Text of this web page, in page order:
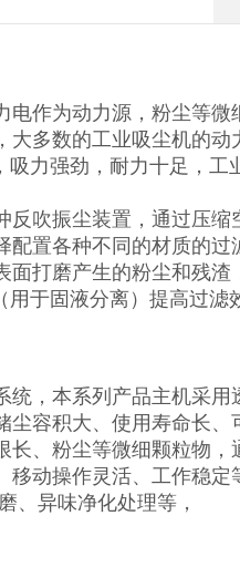
电作为动力源，粉尘等
大多数的工业吸尘机的
吸力强劲，耐力十足，
反吹振尘装置，通过压
置各种不同的材质的
面打磨产生的粉尘和残
于固液分离）提高过滤
，本系列产品主机采
尘容积大、使用寿命长
长、粉尘等微细颗粒物
移动操作灵活、工作稳
、异味净化处理等，